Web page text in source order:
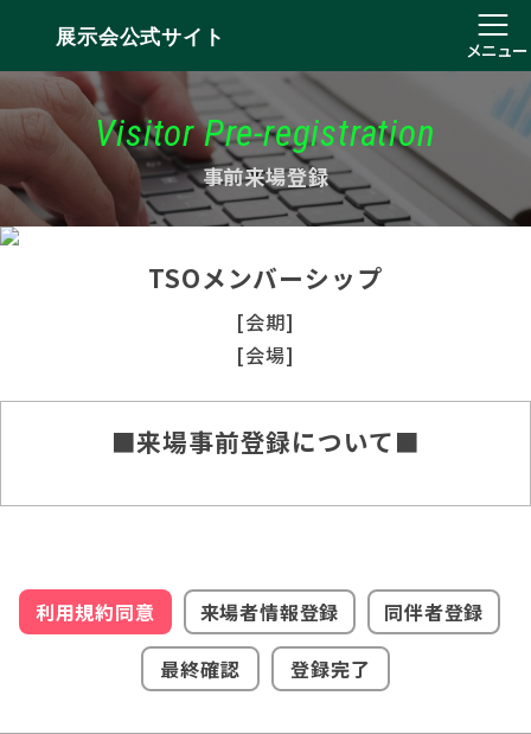
展示会公式サイト
メニュー
Visitor Pre-registration
事前来場登録
TSOメンバーシップ
[会期]
[会場]
■来場事前登録について■
利用規約同意 来場者情報登録
同伴者登録
最終確認
登録完了